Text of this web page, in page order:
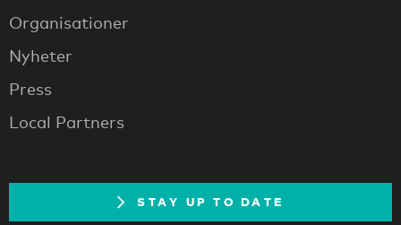
Organisationer
Nyheter
Press
Local Partners
STAY UP TO DATE